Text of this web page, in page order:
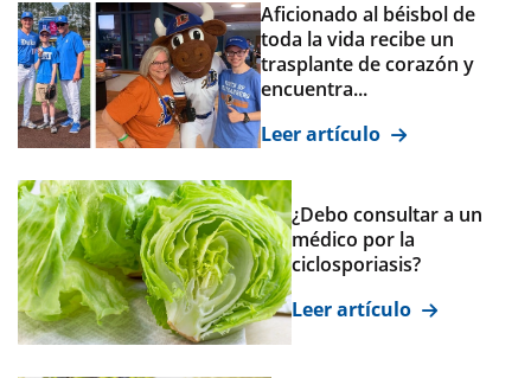
Aficionado al béisbol de
toda la vida recibe un
trasplante de corazón y
encuentra...
Leer artículo
¿Debo consultar a un
médico por la
ciclosporiasis?
Leer artículo